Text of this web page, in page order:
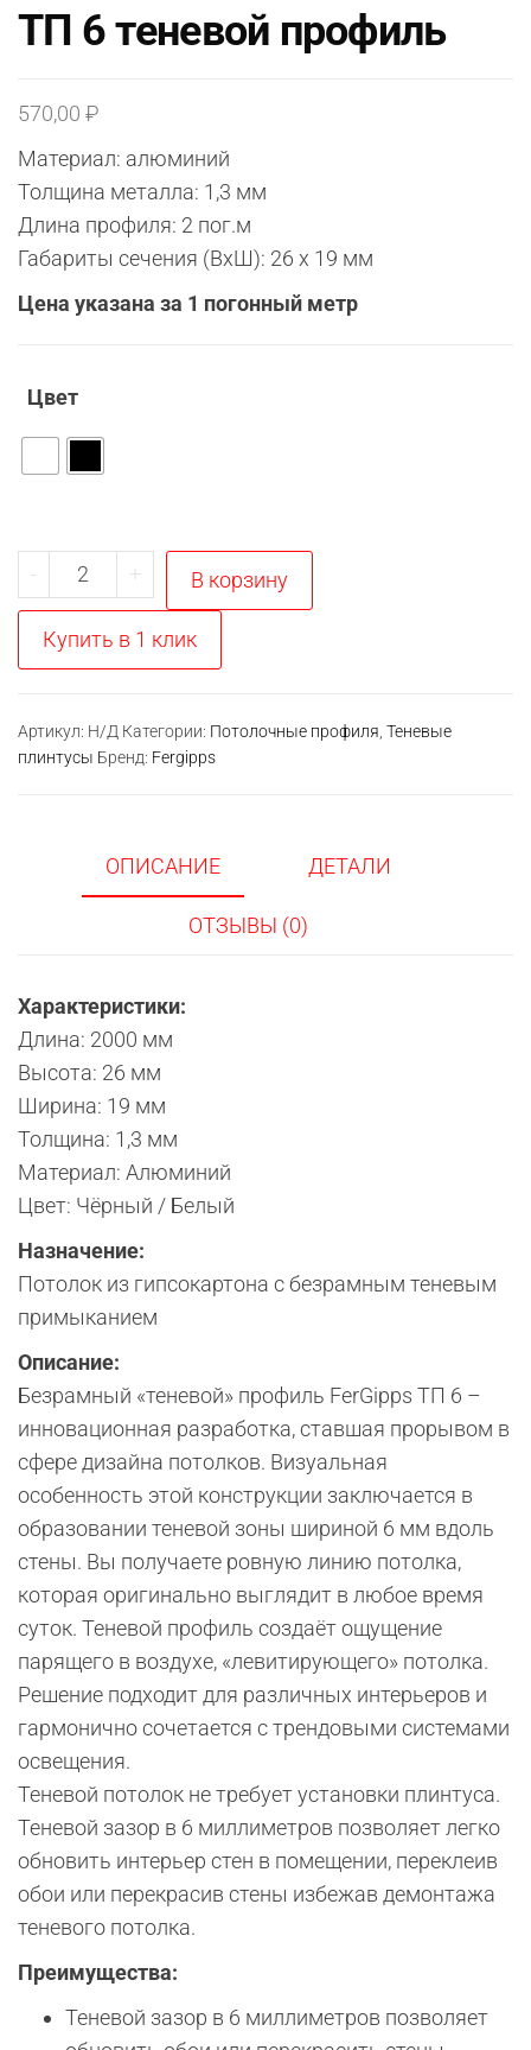
ТП 6 теневой профиль
570,00 ₽
Материал: алюминий
Толщина металла: 1,3 мм
Длина профиля: 2 пог.м
Габариты сечения (ВхШ): 26 х 19 мм
Цена указана за 1 погонный метр
Цвет
-
Количество
товара
ТП
6
профиль
+ В корзину
Купить в 1 клик
Артикул: Н/Д Категории: Потолочные профиля Теневые
плинтусы Бренд: Fergipps
ОПИСАНИЕ ДЕТАЛИ
ОТЗЫВЫ (0)
Характеристики:
Длина: 2000 мм
Высота: 26 мм
Ширина: 19 мм
Толщина: 1,3 мм
Материал: Алюминий
Цвет: Чёрный / Белый
Назначение:
Потолок из гипсокартона с безрамным теневым
примыканием
Описание:
Безрамный «теневой» профиль FerGipps ТП 6 –
инновационная разработка, ставшая прорывом в
сфере дизайна потолков. Визуальная
особенность этой конструкции заключается в
образовании теневой зоны шириной 6 мм вдоль
стены. Вы получаете ровную линию потолка,
которая оригинально выглядит в любое время
суток. Теневой профиль создаёт ощущение
парящего в воздухе, «левитирующего» потолка.
Решение подходит для различных интерьеров и
гармонично сочетается c трендовыми системами
освещения.
Теневой потолок не требует установки плинтуса.
Теневой зазор в 6 миллиметров позволяет легко
обновить интерьер стен в помещении, переклеив
обои или перекрасив стены избежав демонтажа
теневого потолка.
Преимущества:
Теневой зазор в 6 миллиметров позволяет